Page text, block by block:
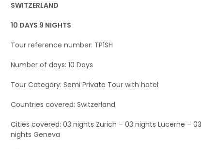
SWITZERLAND
10 DAYS 9 NIGHTS
Tour reference number: TP1SH
Number of days: 10 Days
Tour Category: Semi Private Tour with hotel
Countries covered: Switzerland
Cities covered: 03 nights Zurich – 03 nights Lucerne – 03
nights Geneva